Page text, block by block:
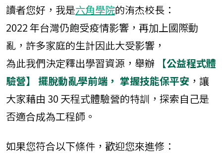
程】JavaScript
直播班
JS+Vue 前端工程
師培訓班＆專題
班
網頁切版直播班
【前端】
JavaScript 工程
師養成直播班
課：打造工程師
型別思維
讀者您好，我是六角學院的洧杰校長：
2022 年台灣仍飽受疫情影響，再加上國際動
亂，許多家庭的生計因此大受影響，
為此我們決定釋出學習資源，舉辦 【公益程式體
驗營】 擺脫動亂學前端， 掌握技能保平安 ，讓
大家藉由 30 天程式體驗營的特訓，探索自己是
否適合成為工程師。
如果您符合以下條件，歡迎您來進修：